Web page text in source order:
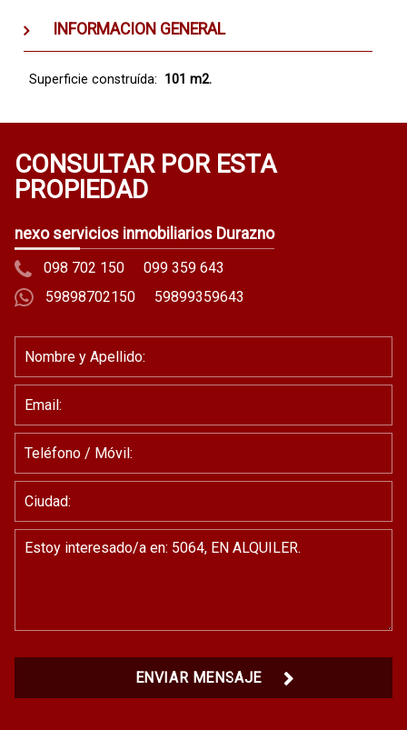
INFORMACION GENERAL
Superficie construída: 101 m2.
CONSULTAR POR ESTA
PROPIEDAD
nexo servicios inmobiliarios Durazno
098 702 150
099 359 643
59898702150
59899359643
ENVIAR MENSAJE